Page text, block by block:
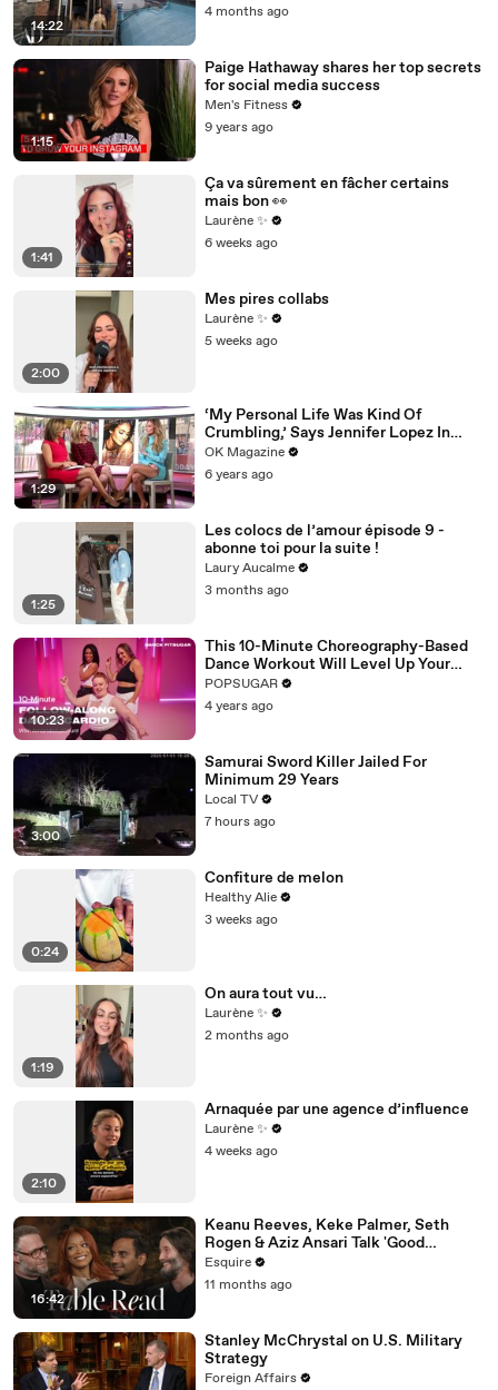
14:22
4 months ago
1:15
Paige Hathaway shares her top secrets
for social media success
Men's Fitness
9 years ago
1:41
Ça va sûrement en fâcher certains
mais bon 👀
Laurène ✨
6 weeks ago
2:00
Mes pires collabs
Laurène ✨
5 weeks ago
1:29
‘My Personal Life Was Kind Of
Crumbling,’ Says Jennifer Lopez In
REELZ Doc Detailing Her Scariest
Moment
OK Magazine
6 years ago
1:25
Les colocs de l’amour épisode 9 -
abonne toi pour la suite !
Laury Aucalme
3 months ago
10:23
This 10-Minute Choreography-Based
Dance Workout Will Level Up Your
Moves
POPSUGAR
4 years ago
3:00
Samurai Sword Killer Jailed For
Minimum 29 Years
Local TV
7 hours ago
0:24
Confiture de melon
Healthy Alie
3 weeks ago
1:19
On aura tout vu…
Laurène ✨
2 months ago
2:10
Arnaquée par une agence d’influence
Laurène ✨
4 weeks ago
16:42
Keanu Reeves, Keke Palmer, Seth
Rogen & Aziz Ansari Talk 'Good
Fortune' at Esquire’s Table Read
Esquire
11 months ago
Stanley McChrystal on U.S. Military
Strategy
Foreign Affairs